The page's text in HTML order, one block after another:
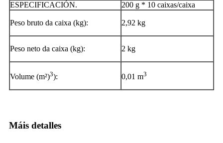
ESPECIFICACIÓN. 200 g * 10 caixas/caixa
Peso bruto da caixa (kg): 2,92 kg
Peso neto da caixa (kg): 2 kg
Volume (m²)3): 0,01 m3
Máis detalles